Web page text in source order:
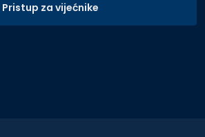
Pristup za vijećnike